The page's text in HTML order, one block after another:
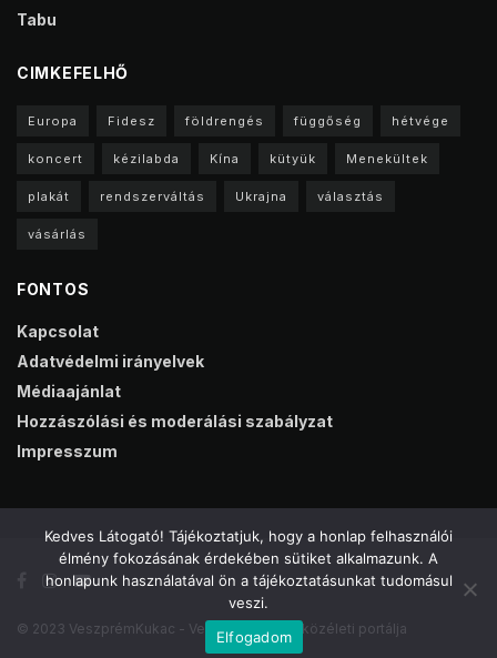
Tabu
CIMKEFELHŐ
Europa Fidesz földrengés függőség hétvége
koncert kézilabda Kína kütyük Menekültek
plakát rendszerváltás Ukrajna választás
vásárlás
FONTOS
Kapcsolat
Adatvédelmi irányelvek
Médiaajánlat
Hozzászólási és moderálási szabályzat
Impresszum
© 2023 VeszprémKukac - Veszprém online közéleti portálja
Kedves Látogató! Tájékoztatjuk, hogy a honlap felhasználói
élmény fokozásának érdekében sütiket alkalmazunk. A
honlapunk használatával ön a tájékoztatásunkat tudomásul
veszi.
Elfogadom